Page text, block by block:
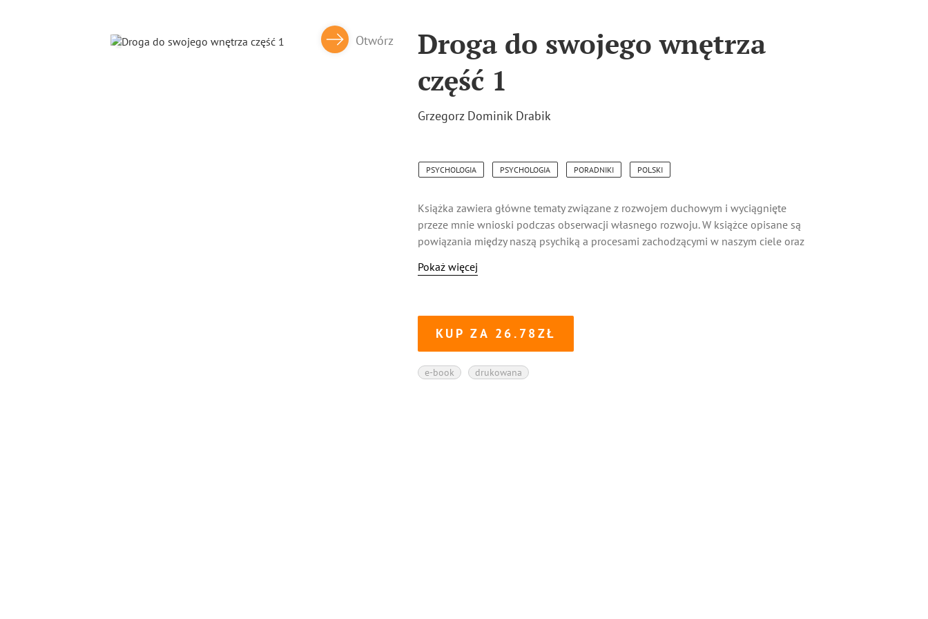
Otwórz
Droga do swojego wnętrza
część 1
Grzegorz Dominik Drabik
PSYCHOLOGIA PSYCHOLOGIA PORADNIKI POLSKI
Książka zawiera główne tematy związane z rozwojem duchowym i wyciągnięte
przeze mnie wnioski podczas obserwacji własnego rozwoju. W książce opisane są
powiązania między naszą psychiką a procesami zachodzącymi w naszym ciele oraz
sytuacjami z dzieciństwa. Pojawiają się w niej tematy związane z medytacją,
Pokaż więcej
KUP ZA 26.78
e-book drukowana